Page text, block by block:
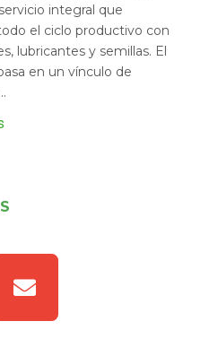
integral que
el ciclo productivo con
lubricantes y semillas. El
en un vínculo de